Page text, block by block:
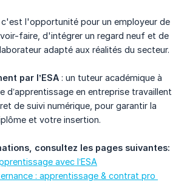
c'est l'opportunité pour un employeur de
faire, d'intégrer un regard neuf et de
adapté aux réalités du secteur.
par l’ESA : un tuteur académique à
d’apprentissage en entreprise travaillent
de suivi numérique, pour garantir la
et votre insertion.
consultez les pages suivantes:
avec l’ESA
: apprentissage & contrat pro